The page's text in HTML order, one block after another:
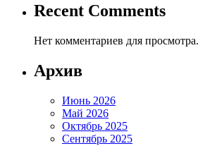
Recent Comments
Нет комментариев для просмотра.
Архив
Июнь 2026
Май 2026
Октябрь 2025
Сентябрь 2025